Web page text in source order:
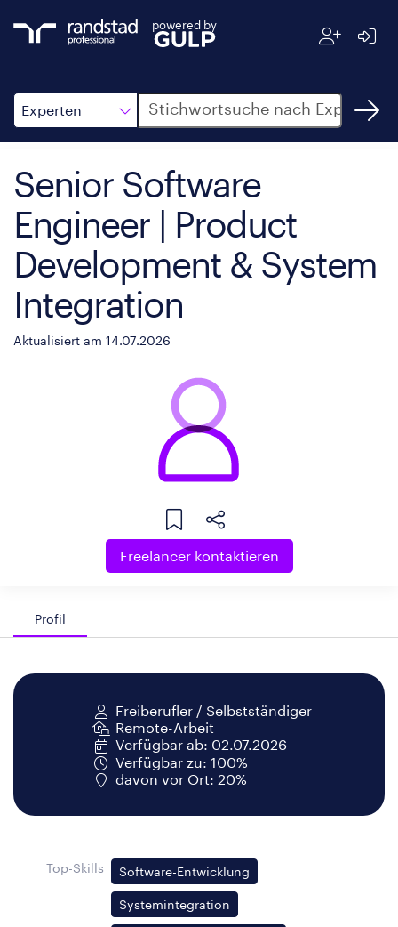
powered by
Experten
Suche
Senior Software
Engineer | Product
Development & System
Integration
Aktualisiert am 14.07.2026
Freelancer kontaktieren
Profil
Freiberufler / Selbstständiger
Remote-Arbeit
Verfügbar ab: 02.07.2026
Verfügbar zu: 100%
davon vor Ort: 20%
Top-Skills Software-Entwicklung
Systemintegration